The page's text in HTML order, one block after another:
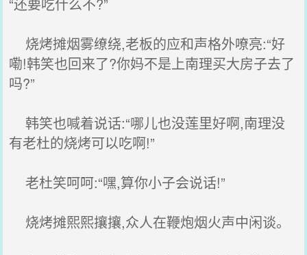
烧烤摊烟雾缭绕,老板的应和声格外嘹亮:“好
嘞!韩笑也回来了?你妈不是上南理买大房子去了
吗?”
韩笑也喊着说话:“哪儿也没莲里好啊,南理没
有老杜的烧烤可以吃啊!”
老杜笑呵呵:“嘿,算你小子会说话!”
烧烤摊熙熙攘攘,众人在鞭炮烟火声中闲谈。